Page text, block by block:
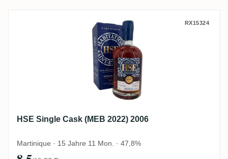
HSE Single Cask (MEB 2022) 2006RX15324
HSE Single Cask (MEB 2022) 2006
Martinique · 15 Jahre 11 Mon. · 47,8%